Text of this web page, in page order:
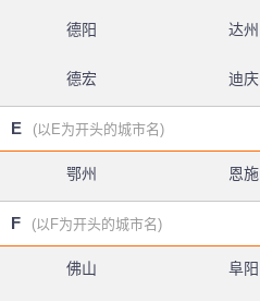
德阳 达州
德宏 迪庆
E (以E为开头的城市名)
鄂州 恩施
F (以F为开头的城市名)
佛山 阜阳